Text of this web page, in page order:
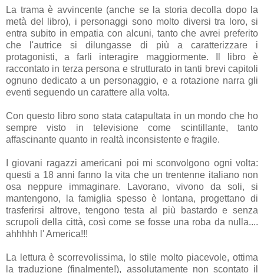
La trama è avvincente (anche se la storia decolla dopo la
metà del libro), i personaggi sono molto diversi tra loro, si
entra subito in empatia con alcuni, tanto che avrei preferito
che l'autrice si dilungasse di più a caratterizzare i
protagonisti, a farli interagire maggiormente. Il libro è
raccontato in terza persona e strutturato in tanti brevi capitoli
ognuno dedicato a un personaggio, e a rotazione narra gli
eventi seguendo un carattere alla volta.
Con questo libro sono stata catapultata in un mondo che ho
sempre visto in televisione come scintillante, tanto
affascinante quanto in realtà inconsistente e fragile.
I giovani ragazzi americani poi mi sconvolgono ogni volta:
questi a 18 anni fanno la vita che un trentenne italiano non
osa neppure immaginare. Lavorano, vivono da soli, si
mantengono, la famiglia spesso è lontana, progettano di
trasferirsi altrove, tengono testa al più bastardo e senza
scrupoli della città, così come se fosse una roba da nulla....
ahhhhh l' America!!!
La lettura è scorrevolissima, lo stile molto piacevole, ottima
la traduzione (finalmente!), assolutamente non scontato il